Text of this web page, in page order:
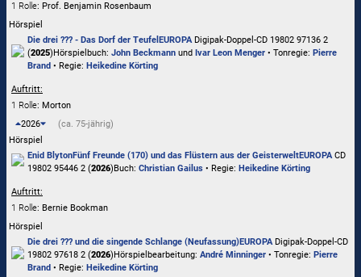
1 Rolle: Prof. Benjamin Rosenbaum
Hörspiel
Die drei ??? - Das Dorf der Teufel EUROPADigipak-Doppel-CD 19802 97136 2
(2025)Hörspielbuch: John Beckmann und Ivar Leon Menger • Tonregie: Pierre
Brand • Regie: Heikedine Körting
Auftritt:
1 Rolle: Morton
2026
(ca. 75-jährig)
Hörspiel
Enid BlytonFünf Freunde (170) und das Flüstern aus der GeisterweltEUROPACD
19802 95446 2 (2026)Buch: Christian Gailus • Regie: Heikedine Körting
Auftritt:
1 Rolle: Bernie Bookman
Hörspiel
Die drei ??? und die singende Schlange (Neufassung)EUROPADigipak-Doppel-CD
19802 97618 2 (2026)Hörspielbearbeitung: André Minninger • Tonregie: Pierre
Brand • Regie: Heikedine Körting